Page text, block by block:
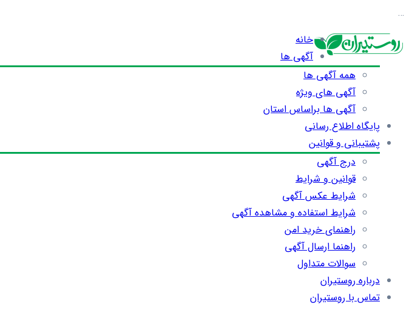
…
خانه
آگهی ها
همه آگهی ها
آگهی های ویژه
آگهی ها براساس استان
پایگاه اطلاع رسانی
پشتیبانی و قوانین
درج آگهی
قوانین و شرایط
شرایط عکس آگهی
شرایط استفاده و مشاهده آگهی
راهنمای خرید امن
راهنما ارسال آگهی
سوالات متداول
درباره روستیران
تماس با روستیران